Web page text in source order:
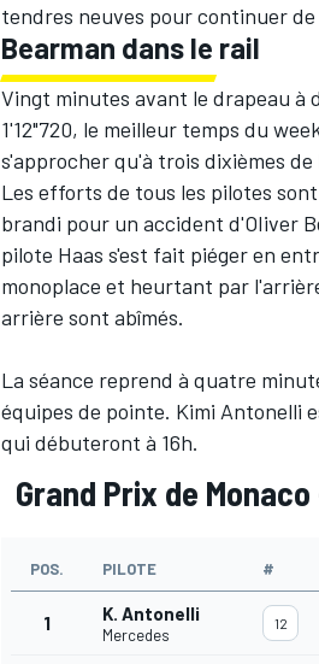
AUTRES CHAMPIONNATS
tendres neuves pour continuer
Bearman dans le rail
Vingt minutes avant le drapeau à
1'12"720, le meilleur temps du
s'approcher qu'à trois dixièmes de
Les efforts de tous les pilotes
brandi pour un accident d'OIiver
pilote Haas s'est fait piéger en
monoplace et heurtant par
arrière sont abîmés.
La séance reprend à quatre
équipes de pointe. Kimi Antonelli
qui débuteront à 16h.
Grand Prix de
POS. PILOTE #
1 K. Antonelli
Mercedes
12